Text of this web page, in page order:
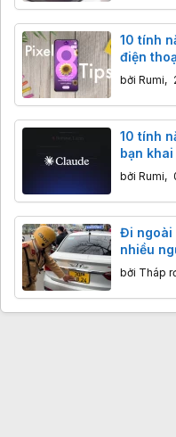
10 tính
điện
bởi Rumi,
10 tính
bạn
bởi Rumi,
Đi ngoài
nhiều
phải
bởi Tháp